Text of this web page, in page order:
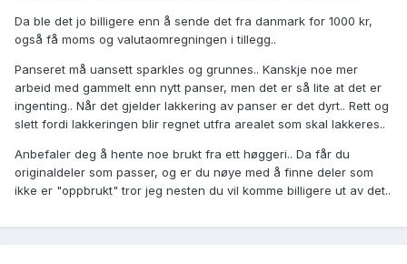
Da ble det jo billigere enn å sende det fra danmark for 1000 kr,
også få moms og valutaomregningen i tillegg..
Panseret må uansett sparkles og grunnes.. Kanskje noe mer
arbeid med gammelt enn nytt panser, men det er så lite at det er
ingenting.. Når det gjelder lakkering av panser er det dyrt.. Rett og
slett fordi lakkeringen blir regnet utfra arealet som skal lakkeres..
Anbefaler deg å hente noe brukt fra ett høggeri.. Da får du
originaldeler som passer, og er du nøye med å finne deler som
ikke er "oppbrukt" tror jeg nesten du vil komme billigere ut av det..